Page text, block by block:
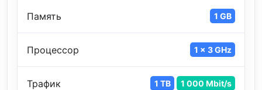
Память 1 GB
Процессор 1 x 3 GHz
Трафик 1 TB 1 000 Mbit/s